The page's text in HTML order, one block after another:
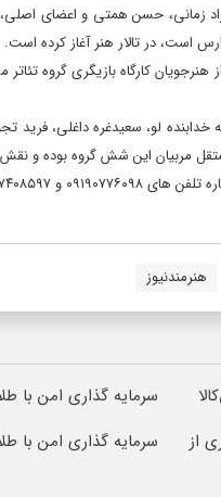
زمانی، حسن همتی و اعضای اصلی،
است، در تالار هنر آغاز کرده است.
کارگاه بازیگری گروه
خدابنده لو، سعیدغره داغلی،
مربیان این شش گروه بوده و
و هماهنگی اقدام کنند.
هنرمندنیوز
سرمایه گذاری امن با
از
سرمایه گذاری امن با